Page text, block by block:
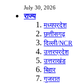
July 30, 2026
राज्य
मध्यप्रदेश
छत्तीसगढ़
दिल्ली/NCR
उत्तरप्रदेश
उत्तराखंड
बिहार
गुजरात